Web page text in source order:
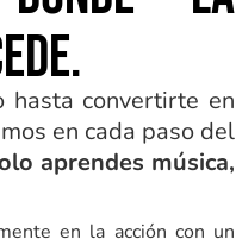
hasta convertirte en
en cada paso del
aprendes música,
en la acción con un